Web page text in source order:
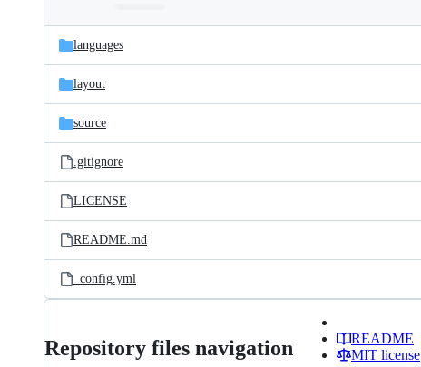
and
files
Latest
commit
languages
layout
source
.gitignore
LICENSE
README.md
_config.yml
Repository files navigation
README
MIT license